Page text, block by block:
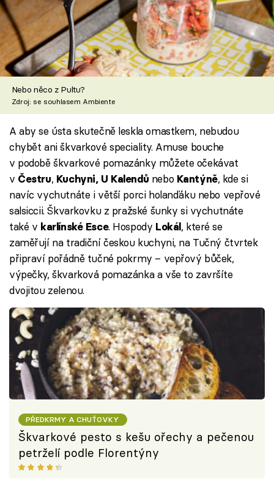
Nebo něco z Pultu?
Zdroj: se souhlasem Ambiente
A aby se ústa skutečně leskla omastkem, nebudou
chybět ani škvarkové speciality. Amuse bouche
v podobě škvarkové pomazánky můžete očekávat
v Čestru, Kuchyni, U Kalendů nebo Kantýně, kde si
navíc vychutnáte i větší porci holanďáku nebo vepřové
salsiccii. Škvarkovku z pražské šunky si vychutnáte
také v karlínské Esce. Hospody Lokál, které se
zaměřují na tradiční českou kuchyni, na Tučný čtvrtek
připraví pořádně tučné pokrmy – vepřový bůček,
výpečky, škvarková pomazánka a vše to završíte
dvojitou zelenou.
PŘEDKRMY A CHUŤOVKY
Škvarkové pesto s kešu ořechy a pečenou
petrželí podle Florentýny